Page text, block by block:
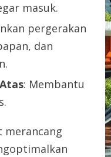
masuk.
pergerakan
dan
: Membantu
merancang